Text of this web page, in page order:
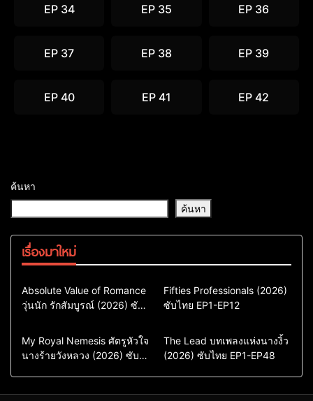
EP 34 EP 35 EP 36
EP 37 EP 38 EP 39
EP 40 EP 41 EP 42
ค้นหา
ค้นหา
เรื่องมาใหม่
Comedy
Drama
ซีรี่ย์เกาหลี
ซีรี่ย์เกาหลีพากย์ไทย
Absolute Value of Romance
วุ่นนัก รักสัมบูรณ์ (2026) ซับ
Action & Adventure
Comedy
Drama
ซีรี่ย์เกาหลีซับไทย
Fifties Professionals (2026)
ซับไทย EP1-EP12
Comedy
Drama
Sci-Fi & Fantasy
My Royal Nemesis ศัตรูหัวใจ
นางร้ายวังหลวง (2026) ซับ
Drama
ซีรี่ย์จีน
ซีรี่ย์จีนซับไทย
The Lead บทเพลงแห่งนางงิ้ว
(2026) ซับไทย EP1-EP48